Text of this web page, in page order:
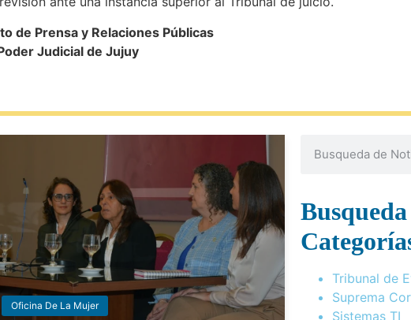
de Prensa y Relaciones Públicas
Judicial de Jujuy
Oficina De La Mujer
Tribunal de
Suprema
Sistemas TI